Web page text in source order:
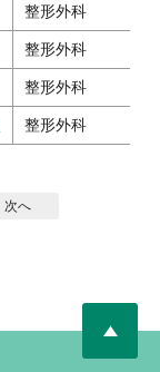
整形外科
整形外科
整形外科
整形外科
次へ